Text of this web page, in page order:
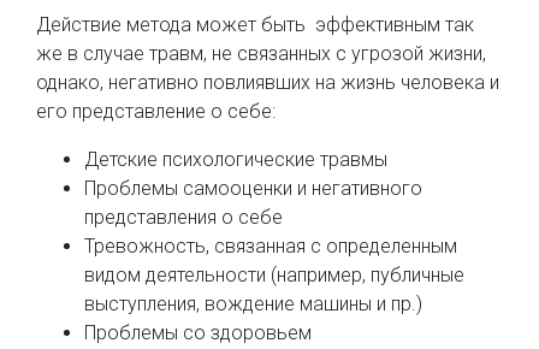
Действие метода может быть эффективным так
же в случае травм, не связанных с угрозой жизни,
однако, негативно повлиявших на жизнь человека и
его представление о себе:
Детские психологические травмы
Проблемы самооценки и негативного
представления о себе
Тревожность, связанная с определенным
видом деятельности (например, публичные
выступления, вождение машины и пр.)
Проблемы со здоровьем